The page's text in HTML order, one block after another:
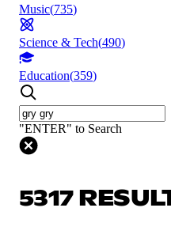
Music(735)
Science & Tech(490)
Education(359)
"ENTER" to Search
5317